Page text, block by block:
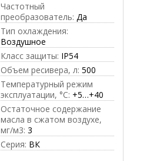
Частотный
преобразователь: Да
Тип охлаждения:
Воздушное
Класс защиты: IP54
Объем ресивера, л: 500
Температурный режим
эксплуатации, °C: +5…+40
Остаточное содержание
масла в сжатом воздухе,
мг/м3: 3
Серия: ВК